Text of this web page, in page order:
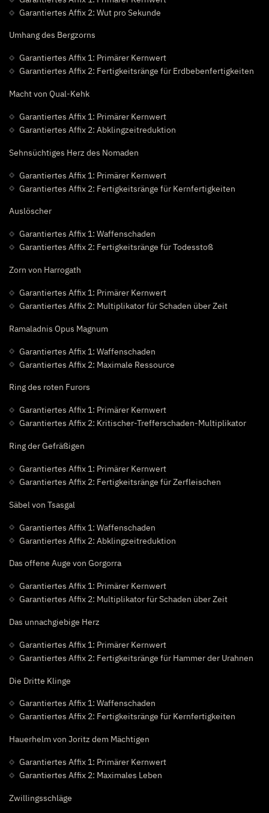
Garantiertes Affix 2: Wut pro Sekunde
Umhang des Bergzorns
Garantiertes Affix 1: Primärer Kernwert
Garantiertes Affix 2: Fertigkeitsränge für Erdbebenfertigkeiten
Macht von Qual-Kehk
Garantiertes Affix 1: Primärer Kernwert
Garantiertes Affix 2: Abklingzeitreduktion
Sehnsüchtiges Herz des Nomaden
Garantiertes Affix 1: Primärer Kernwert
Garantiertes Affix 2: Fertigkeitsränge für Kernfertigkeiten
Auslöscher
Garantiertes Affix 1: Waffenschaden
Garantiertes Affix 2: Fertigkeitsränge für Todesstoß
Zorn von Harrogath
Garantiertes Affix 1: Primärer Kernwert
Garantiertes Affix 2: Multiplikator für Schaden über Zeit
Ramaladnis Opus Magnum
Garantiertes Affix 1: Waffenschaden
Garantiertes Affix 2: Maximale Ressource
Ring des roten Furors
Garantiertes Affix 1: Primärer Kernwert
Garantiertes Affix 2: Kritischer-Trefferschaden-Multiplikator
Ring der Gefräßigen
Garantiertes Affix 1: Primärer Kernwert
Garantiertes Affix 2: Fertigkeitsränge für Zerfleischen
Säbel von Tsasgal
Garantiertes Affix 1: Waffenschaden
Garantiertes Affix 2: Abklingzeitreduktion
Das offene Auge von Gorgorra
Garantiertes Affix 1: Primärer Kernwert
Garantiertes Affix 2: Multiplikator für Schaden über Zeit
Das unnachgiebige Herz
Garantiertes Affix 1: Primärer Kernwert
Garantiertes Affix 2: Fertigkeitsränge für Hammer der Urahnen
Die Dritte Klinge
Garantiertes Affix 1: Waffenschaden
Garantiertes Affix 2: Fertigkeitsränge für Kernfertigkeiten
Hauerhelm von Joritz dem Mächtigen
Garantiertes Affix 1: Primärer Kernwert
Garantiertes Affix 2: Maximales Leben
Zwillingsschläge